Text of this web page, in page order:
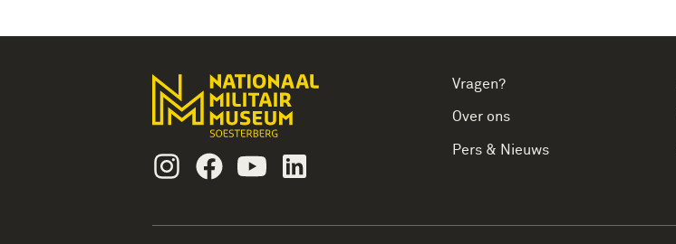
InstagramFacebookYoutube
Vragen?
Over ons
Pers & Nieuws